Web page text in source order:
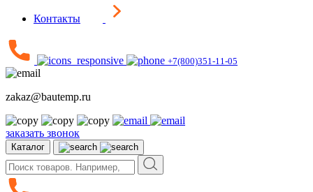
Контакты
+7(800)351-11-05
zakaz@bautemp.ru
заказать звонок
Каталог